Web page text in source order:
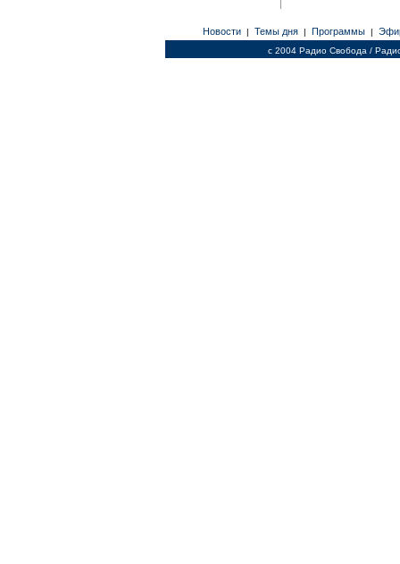
Новости | Темы дня | Программы |
c 2004 Радио Свобода /